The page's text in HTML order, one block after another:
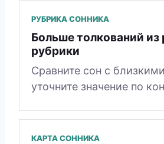
РУБРИКА СОННИКА
Больше толкований из
рубрики
Сравните сон с
уточните значение по
КАРТА СОННИКА